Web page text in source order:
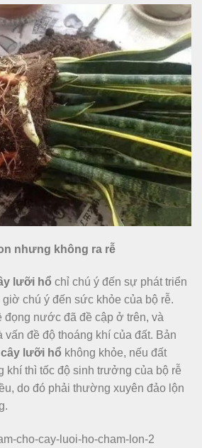
nhưng không ra rễ
lưỡi hổ chỉ chú ý đến sự phát triển
chú ý đến sức khỏe của bộ rễ.
đọng nước đã đề cập ở trên, và
vấn đề độ thoáng khí của đất. Bản
cây lưỡi hổ không khỏe, nếu đất
khí thì tốc độ sinh trưởng của bộ rễ
do đó phải thường xuyên đảo lộn